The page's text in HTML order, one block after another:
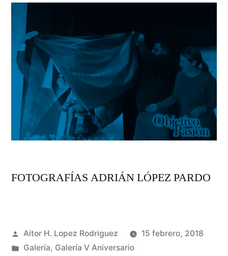
FOTOGRAFÍAS ADRIÁN LÓPEZ PARDO
Publicado
por
Aitor H. Lopez Rodriguez
15 febrero, 2018
Publicado
Galería, Galería V Aniversario